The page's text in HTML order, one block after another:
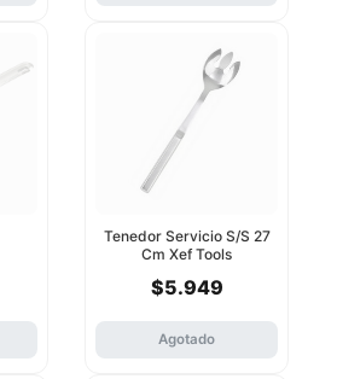
Tenedor Servicio S/S 27
Cm Xef Tools
$5.949
Agotado